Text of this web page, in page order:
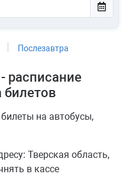
Послезавтра
расписание
билетов
на автобусы,
Тверская область,
в кассе